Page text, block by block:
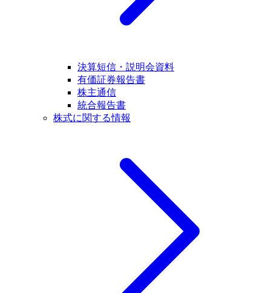
決算短信・説明会資料
有価証券報告書
株主通信
統合報告書
株式に関する情報